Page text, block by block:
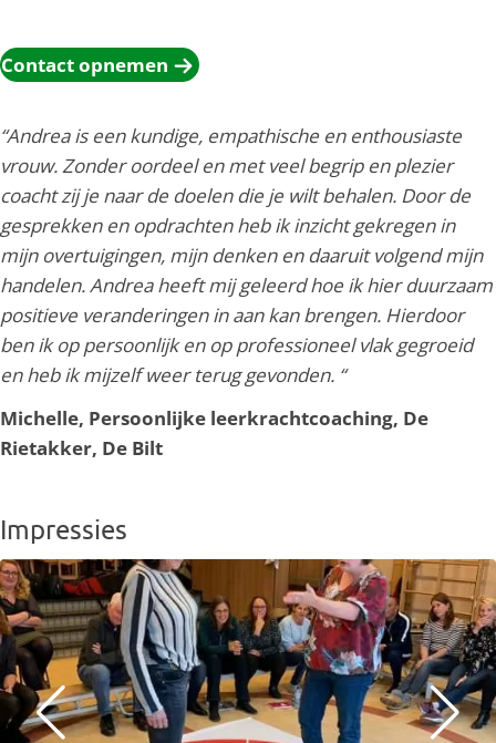
Contact opnemen
“Andrea is een kundige, empathische en enthousiaste
vrouw. Zonder oordeel en met veel begrip en plezier
coacht zij je naar de doelen die je wilt behalen. Door de
gesprekken en opdrachten heb ik inzicht gekregen in
mijn overtuigingen, mijn denken en daaruit volgend mijn
handelen. Andrea heeft mij geleerd hoe ik hier duurzaam
positieve veranderingen in aan kan brengen. Hierdoor
ben ik op persoonlijk en op professioneel vlak gegroeid
en heb ik mijzelf weer terug gevonden. “
Michelle, Persoonlijke leerkrachtcoaching, De
Rietakker, De Bilt
Impressies